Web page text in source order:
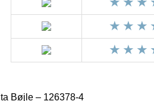
Bøjle – 126378-4